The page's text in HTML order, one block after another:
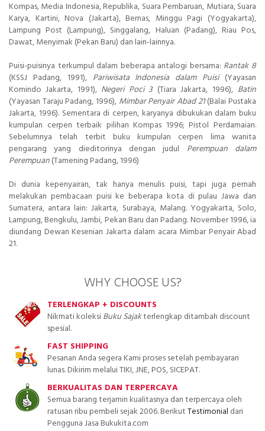
Kompas, Media Indonesia, Republika, Suara Pembaruan, Mutiara, Suara
Karya, Kartini, Nova (Jakarta), Bernas, Minggu Pagi (Yogyakarta),
Lampung Post (Lampung), Singgalang, Haluan (Padang), Riau Pos,
Dawat, Menyimak (Pekan Baru) dan lain-lainnya.
Puisi-puisinya terkumpul dalam beberapa antalogi bersama: Rantak 8
(KSSJ Padang, 1991), Pariwisata Indonesia dalam Puisi (Yayasan
Komindo Jakarta, 1991), Negeri Poci 3 (Tiara Jakarta, 1996), Batin
(Yayasan Taraju Padang, 1996), Mimbar Penyair Abad 21(Balai Pustaka
Jakarta, 1996). Sementara di cerpen, karyanya dibukukan dalam buku
kumpulan cerpen terbaik pilihan Kompas 1996; Pistol Perdamaian.
Sebelumnya telah terbit buku kumpulan cerpen lima wanita
pengarang yang dieditorinya dengan judul Perempuan dalam
Perempuan(Tamening Padang, 1996)
Di dunia kepenyairan, tak hanya menulis puisi, tapi juga pernah
melakukan pembacaan puisi ke beberapa kota di pulau Jawa dan
Sumatera, antara lain: Jakarta, Surabaya, Malang. Yogyakarta, Solo,
Lampung, Bengkulu, Jambi, Pekan Baru dan Padang. November 1996, ia
diundang Dewan Kesenian Jakarta dalam acara Mimbar Penyair Abad
21.
WHY CHOOSE US?
TERLENGKAP + DISCOUNTS
Nikmati koleksiBuku Sajakterlengkap ditambah discount
spesial.
FAST SHIPPING
Pesanan Anda segera Kami proses setelah pembayaran
lunas. Dikirim melalui TIKI, JNE, POS, SICEPAT.
BERKUALITAS DAN TERPERCAYA
Semua barang terjamin kualitasnya dan terpercaya oleh
ratusan ribu pembeli sejak 2006. BerikutTestimonial dari
Pengguna Jasa Bukukita.com